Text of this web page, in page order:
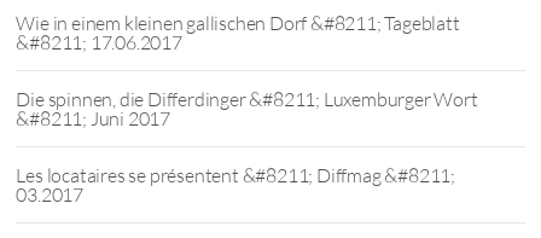
Wie in einem kleinen gallischen Dorf &#8211; Tageblatt
&#8211; 17.06.2017
Die spinnen, die Differdinger &#8211; Luxemburger Wort
&#8211; Juni 2017
Les locataires se présentent &#8211; Diffmag &#8211;
03.2017